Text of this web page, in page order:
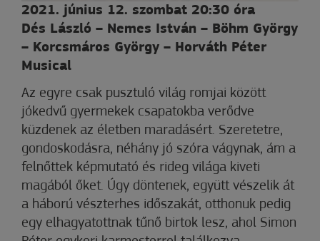
2021. június 12. szombat 20:30 óra
Dés László – Nemes István – Böhm György
– Korcsmáros György – Horváth Péter
Musical
Az egyre csak pusztuló világ romjai között
jókedvű gyermekek csapatokba verődve
küzdenek az életben maradásért. Szeretetre,
gondoskodásra, néhány jó szóra vágynak, ám a
felnőttek képmutató és rideg világa kiveti
magából őket. Úgy döntenek, együtt vészelik át
a háború vészterhes időszakát, otthonuk pedig
egy elhagyatottnak tűnő birtok lesz, ahol Simon